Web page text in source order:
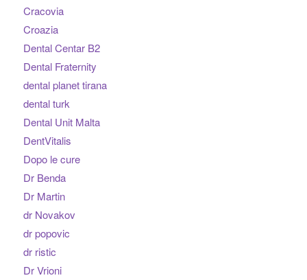
Cracovia
Croazia
Dental Centar B2
Dental Fraternity
dental planet tirana
dental turk
Dental Unit Malta
DentVitalis
Dopo le cure
Dr Benda
Dr Martin
dr Novakov
dr popovic
dr ristic
Dr Vrioni